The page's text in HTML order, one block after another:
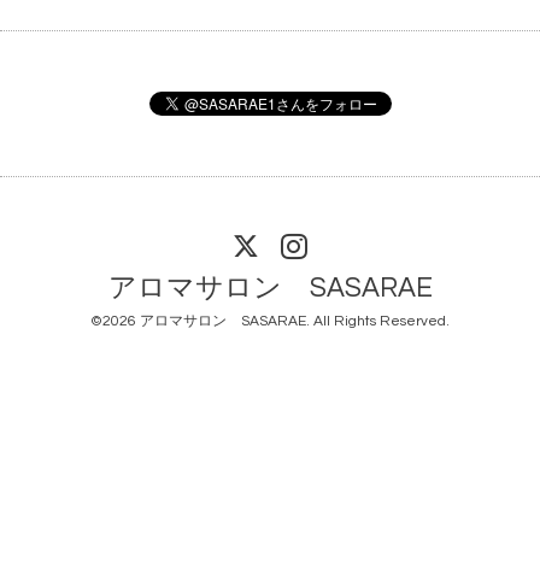
アロマサロン SASARAE
©2026 アロマサロン SASARAE. All Rights Reserved.